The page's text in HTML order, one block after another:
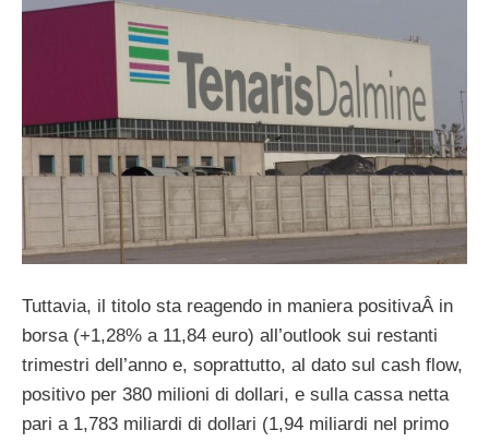
Tuttavia, il titolo sta reagendo in maniera positivaÂ in
borsa (+1,28% a 11,84 euro) all’outlook sui restanti
trimestri dell’anno e, soprattutto, al dato sul cash flow,
positivo per 380 milioni di dollari, e sulla cassa netta
pari a 1,783 miliardi di dollari (1,94 miliardi nel primo